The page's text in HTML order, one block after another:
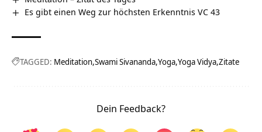
Es gibt einen Weg zur höchsten Erkenntnis VC 43
TAGGED: Meditation Swami Sivananda Yoga Yoga Vidya Zitate
Dein Feedback?